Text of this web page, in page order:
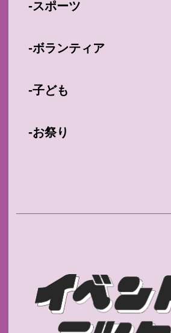
-スポーツ
-ボランティア
-子ども
-お祭り